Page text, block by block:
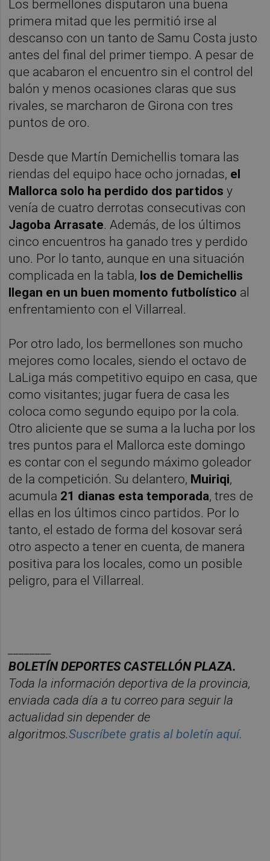
Los bermellones disputaron una buena
primera mitad que les permitió irse al
descanso con un tanto de Samu Costa justo
antes del final del primer tiempo. A pesar de
que acabaron el encuentro sin el control del
balón y menos ocasiones claras que sus
rivales, se marcharon de Girona con tres
puntos de oro.
Desde que Martín Demichellis tomara las
riendas del equipo hace ocho jornadas, el
Mallorca solo ha perdido dos partidos y
venía de cuatro derrotas consecutivas con
Jagoba Arrasate. Además, de los últimos
cinco encuentros ha ganado tres y perdido
uno. Por lo tanto, aunque en una situación
complicada en la tabla, los de Demichellis
llegan en un buen momento futbolístico al
enfrentamiento con el Villarreal.
Por otro lado, los bermellones son mucho
mejores como locales, siendo el octavo de
LaLiga más competitivo equipo en casa, que
como visitantes; jugar fuera de casa les
coloca como segundo equipo por la cola.
Otro aliciente que se suma a la lucha por los
tres puntos para el Mallorca este domingo
es contar con el segundo máximo goleador
de la competición. Su delantero, Muiriqi,
acumula 21 dianas esta temporada, tres de
ellas en los últimos cinco partidos. Por lo
tanto, el estado de forma del kosovar será
otro aspecto a tener en cuenta, de manera
positiva para los locales, como un posible
peligro, para el Villarreal.
BOLETÍN DEPORTES CASTELLÓN PLAZA.
Toda la información deportiva de la provincia,
enviada cada día a tu correo para seguir la
actualidad sin depender de
algoritmos.Suscríbete gratis al boletín aquí.